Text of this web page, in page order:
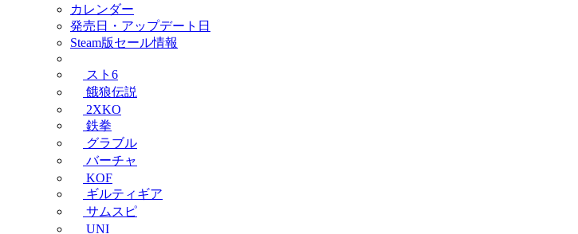
カレンダー
発売日・アップデート日
Steam版セール情報
スト6
餓狼伝説
2XKO
鉄拳
グラブル
バーチャ
KOF
ギルティギア
サムスピ
UNI